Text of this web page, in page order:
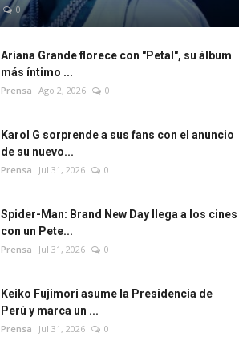
0
Ariana Grande florece con "Petal", su álbum
más íntimo ...
Prensa Ago 2, 2026 0
Karol G sorprende a sus fans con el anuncio
de su nuevo...
Prensa Jul 31, 2026 0
Spider-Man: Brand New Day llega a los cines
con un Pete...
Prensa Jul 31, 2026 0
Keiko Fujimori asume la Presidencia de
Perú y marca un ...
Prensa Jul 31, 2026 0